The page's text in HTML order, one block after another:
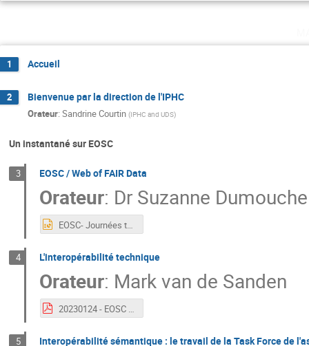
1 Accueil
2 Bienvenue par la direction de l'IPHC
Orateur: Sandrine Courtin (IPHC and UDS)
Un instantané sur EOSC
3 EOSC / Web of FAIR Data
Orateur: Dr Suzanne
EOSC- Journées techniques EOSC Strasbourg.pptx
4 L'interopérabilité technique
Orateur: Mark van de Sanden
5 Interopérabilité sémantique : le travail de la Task Force de